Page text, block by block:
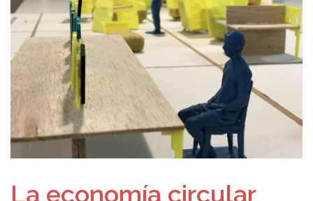
La economía circular